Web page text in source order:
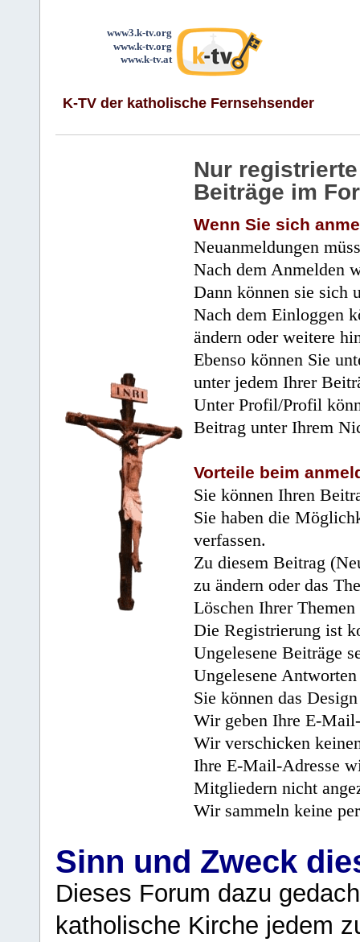
www3.k-tv.org
www.k-tv.org
www.k-tv.at
K-TV der katholische Fernsehsender
Nur
Beiträge im
Wenn Sie sich
Neuanmeldungen
Nach dem Anmelden
Dann können sie sich
Nach dem Einloggen
ändern oder weitere
Ebenso können Sie
unter jedem Ihrer
Unter Profil/Profil
Beitrag unter Ihrem
Vorteile beim
Sie können Ihren
Sie haben die
verfassen.
Zu diesem Beitrag
zu ändern oder das
Löschen Ihrer
Die Registrierung ist
Ungelesene Beiträge
Ungelesene
Sie können das
Wir geben Ihre E-
Wir verschicken
Ihre E-Mail-Adresse
Mitgliedern nicht
Wir sammeln keine
Sinn und Zweck
Dieses Forum dazu
katholische Kirche jedem